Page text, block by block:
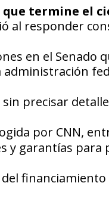
que termine el
al responder
en el Senado
sin precisar
por CNN,
y garantías